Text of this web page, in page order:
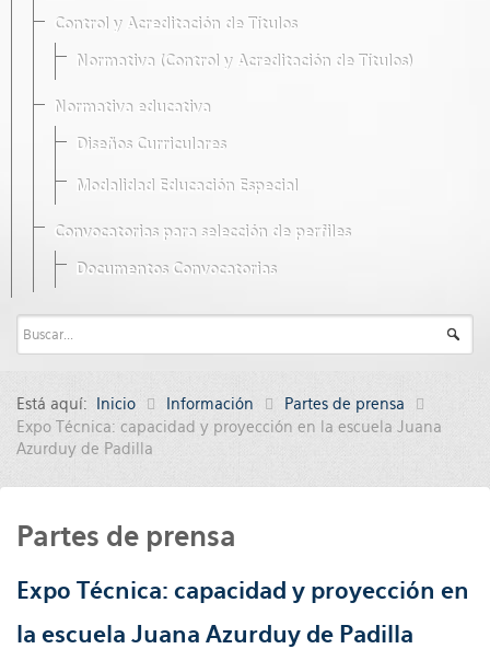
Control y Acreditación de Títulos
Normativa (Control y Acreditación de Títulos)
Normativa educativa
Diseños Curriculares
Modalidad Educación Especial
Convocatorias para selección de perfiles
Documentos Convocatorias
Está aquí: Inicio Información
Partes de prensa
Expo Técnica: capacidad y proyección en la escuela Juana
Azurduy de Padilla
Partes de prensa
Expo Técnica: capacidad y proyección en
la escuela Juana Azurduy de Padilla